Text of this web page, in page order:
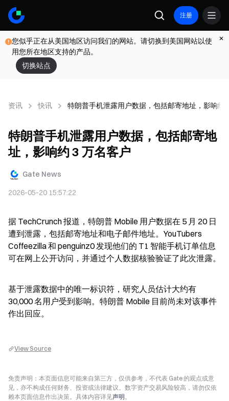
注册
您似乎正在从美国地区访问我们的网站。请切换到美国网站以使
用您所在地区支持的产品。
切换站点
资讯 快讯 特朗普手机泄露用户数据，包括邮寄地址，影响约
特朗普手机泄露用户数据，包括邮寄地
址，影响约 3 万名客户
Gate News
2026-05-20 15:57:22
据 TechCrunch 报道，特朗普 Mobile 用户数据在 5 月 20 日
遭到泄露，包括邮寄地址和电子邮件地址。YouTubers
Coffeezilla 和 penguinz0 发现他们的 T1 智能手机订单信息
可在网上公开访问，并通过个人数据核验验证了此次泄露。
基于泄露数据中的唯一标识符，研究人员估计大约有
30,000 名用户受到影响。特朗普 Mobile 目前尚未对该事件
作出回应。
View Source
免责声明：本页面信息可能来自第三方，仅供参考，不代表 Gate 的观点或意
见，亦不构成任何财务、投资或法律建议。数字资产交易风险较高，请勿仅依
赖本页面信息作出决策。具体内容详见声明。